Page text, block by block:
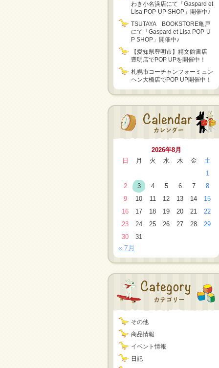
わき小名浜店にて「Gaspard et
Lisa POP-UP SHOP」開催中♪
TSUTAYA BOOKSTORE亀戸
にて「Gaspard et Lisa POP-U
P SHOP」開催中♪
【愛知県豊明市】精文館書店
豊明店でPOP UPを開催中！
札幌市コーチャンフォーミュン
ヘン大橋店でPOP UP開催中！
2026年8月
日
月 火 水 木 金
土
1
2
3 4 5 6 7
8
9
10 11 12 13 14
15
16
17 18 19 20 21
22
23
24 25 26 27 28
29
30
31
« 7月
その他
商品情報
イベント情報
日記